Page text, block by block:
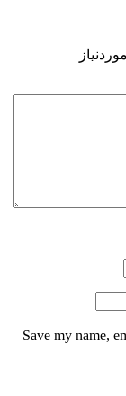
Save my name,